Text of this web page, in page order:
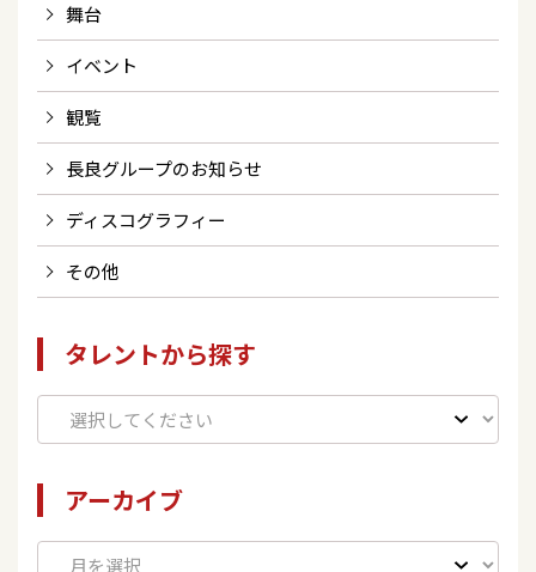
舞台
イベント
観覧
長良グループのお知らせ
ディスコグラフィー
その他
タレントから探す
アーカイブ